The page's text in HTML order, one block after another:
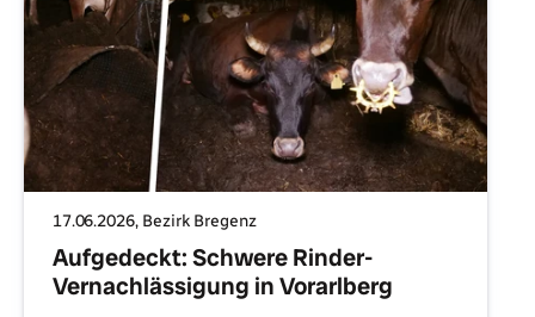
17.06.2026, Bezirk Bregenz
Aufgedeckt: Schwere Rinder-
Vernachlässigung in Vorarlberg